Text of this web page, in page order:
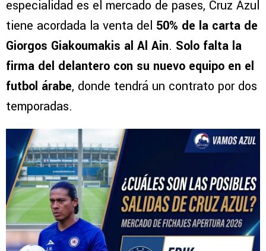
especialidad es el mercado de pases, Cruz Azul
tiene acordada la venta del 50% de la carta de
Giorgos Giakoumakis al Al Ain. Solo falta la
firma del delantero con su nuevo equipo en el
futbol árabe, donde tendrá un contrato por dos
temporadas.